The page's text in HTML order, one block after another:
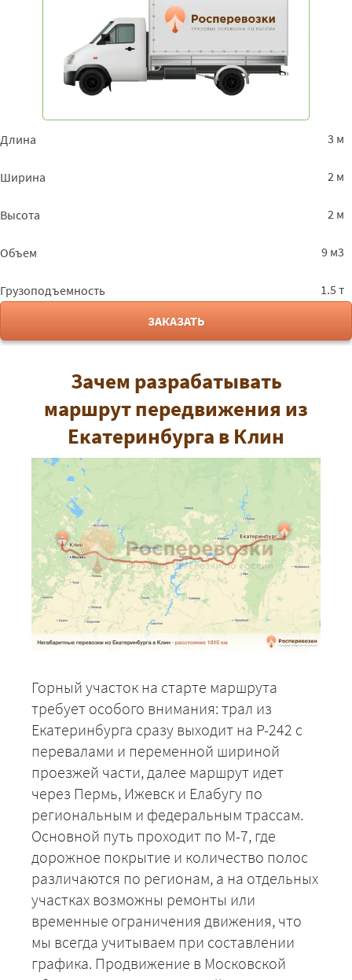
Длина 3 м
Ширина 2 м
Высота 2 м
Объем 9 м3
Грузоподъемность
1.5 т
ЗАКАЗАТЬ
Зачем разрабатывать
маршрут передвижения из
Екатеринбурга в Клин
Горный участок на старте маршрута
требует особого внимания: трал из
Екатеринбурга сразу выходит на Р-242 с
перевалами и переменной шириной
проезжей части, далее маршрут идет
через Пермь, Ижевск и Елабугу по
региональным и федеральным трассам.
Основной путь проходит по М-7, где
дорожное покрытие и количество полос
различаются по регионам, а на отдельных
участках возможны ремонты или
временные ограничения движения, что
мы всегда учитываем при составлении
графика. Продвижение в Московской